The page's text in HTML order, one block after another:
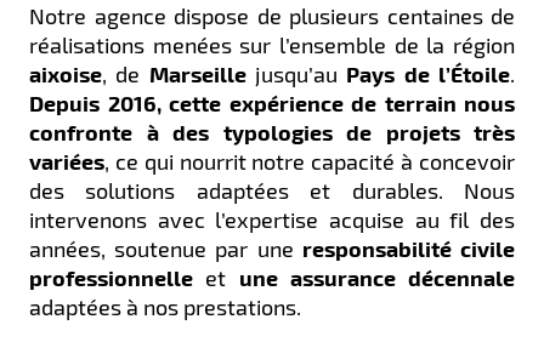
Notre agence dispose de plusieurs centaines de
réalisations menées sur l’ensemble de la région
aixoise, de Marseillejusqu’au Pays de l’Étoile.
Depuis 2016, cette expérience de terrain nous
confronte à des typologies de projets très
variées, ce qui nourrit notre capacité à concevoir
des solutions adaptées et durables. Nous
intervenons avec l’expertise acquise au fil des
années, soutenue par une responsabilité civile
professionnelle et une assurance décennale
adaptées à nos prestations.